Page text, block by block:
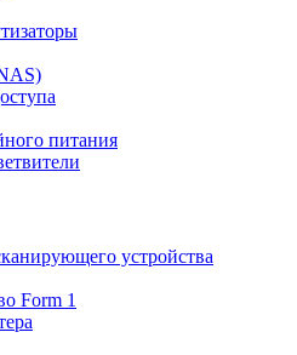
питания
устройства
Form 1